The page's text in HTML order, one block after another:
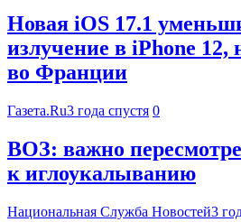
Новая iOS 17.1
излучение в iPhone 12,
во Франции
Газета.Ru3 года спустя 0
ВОЗ: важно
к иглоукалыванию
Национальная Служба Новостей3